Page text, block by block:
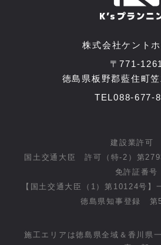
前項の定めにかかわらず，次
（1）当社が利用目的の達成
おいて個人情報の取扱いの全
（2）合併その他の事由によ
って個人情報が提供される場合
用される個人情報の項目，共
の範囲，利用する者の利用目
情報の管理について責任を有す
は名称について，あらかじめ
たは本人が容易に知り得る状
第５条（個人情報の開示）
株式会社ケント
〒771-1261
徳島県板野郡藍住町
TEL088-677-
建設業許可
国土交通大臣 許可（特-2）第
免許証番号
【国土交通大臣（1）第10124号
徳島県知事登録 第
施工エリアは徳島県全域＆香川県